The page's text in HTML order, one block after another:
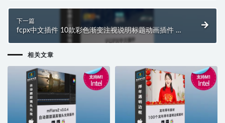
下一篇
fcpx中文插件 10款彩色渐变注视说明标题动画插件 支
相关文章